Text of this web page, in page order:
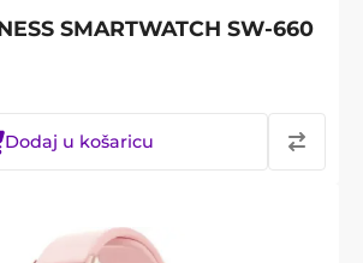
SMARTWATCH SW-660
Dodaj u košaricu